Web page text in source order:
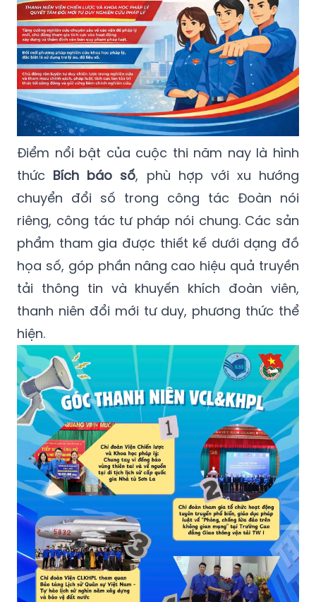
Điểm nổi bật của cuộc thi năm nay là hình
thức Bích báo số, phù hợp với xu hướng
chuyển đổi số trong công tác Đoàn nói
riêng, công tác tư pháp nói chung. Các sản
phẩm tham gia được thiết kế dưới dạng đồ
họa số, góp phần nâng cao hiệu quả truyền
tải thông tin và khuyến khích đoàn viên,
thanh niên đổi mới tư duy, phương thức thể
hiện.